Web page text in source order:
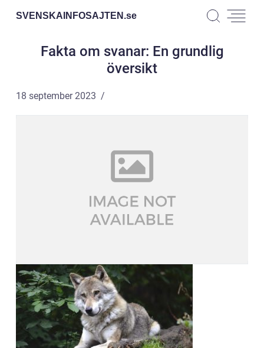
SVENSKAINFOSAJTEN.se
Fakta om svanar: En grundlig
översikt
18 september 2023